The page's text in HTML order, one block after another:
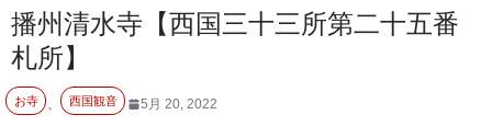
プ播州清水寺【西国三十三所第二十五番
札所】
5月 20, 2022
お寺 、 西国観音